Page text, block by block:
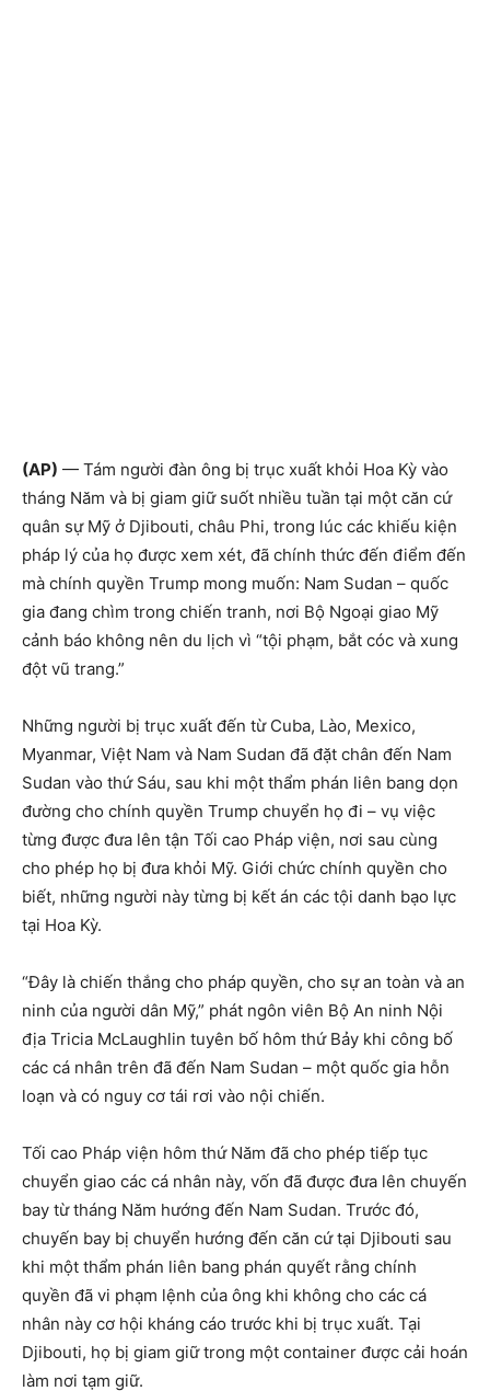
(AP) — Tám người đàn ông bị trục xuất khỏi Hoa Kỳ vào
tháng Năm và bị giam giữ suốt nhiều tuần tại một căn cứ
quân sự Mỹ ở Djibouti, châu Phi, trong lúc các khiếu kiện
pháp lý của họ được xem xét, đã chính thức đến điểm đến
mà chính quyền Trump mong muốn: Nam Sudan – quốc
gia đang chìm trong chiến tranh, nơi Bộ Ngoại giao Mỹ
cảnh báo không nên du lịch vì “tội phạm, bắt cóc và xung
đột vũ trang.”
Những người bị trục xuất đến từ Cuba, Lào, Mexico,
Myanmar, Việt Nam và Nam Sudan đã đặt chân đến Nam
Sudan vào thứ Sáu, sau khi một thẩm phán liên bang dọn
đường cho chính quyền Trump chuyển họ đi – vụ việc
từng được đưa lên tận Tối cao Pháp viện, nơi sau cùng
cho phép họ bị đưa khỏi Mỹ. Giới chức chính quyền cho
biết, những người này từng bị kết án các tội danh bạo lực
tại Hoa Kỳ.
“Đây là chiến thắng cho pháp quyền, cho sự an toàn và an
ninh của người dân Mỹ,” phát ngôn viên Bộ An ninh Nội
địa Tricia McLaughlin tuyên bố hôm thứ Bảy khi công bố
các cá nhân trên đã đến Nam Sudan – một quốc gia hỗn
loạn và có nguy cơ tái rơi vào nội chiến.
Tối cao Pháp viện hôm thứ Năm đã cho phép tiếp tục
chuyển giao các cá nhân này, vốn đã được đưa lên chuyến
bay từ tháng Năm hướng đến Nam Sudan. Trước đó,
chuyến bay bị chuyển hướng đến căn cứ tại Djibouti sau
khi một thẩm phán liên bang phán quyết rằng chính
quyền đã vi phạm lệnh của ông khi không cho các cá
nhân này cơ hội kháng cáo trước khi bị trục xuất. Tại
Djibouti, họ bị giam giữ trong một container được cải hoán
làm nơi tạm giữ.